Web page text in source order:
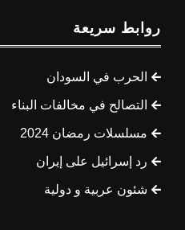
روابط سريعة
الحرب في السودان
التصالح في مخالفات البناء
مسلسلات رمضان 2024
رد إسرائيل على إيران
شئون عربية و دولية